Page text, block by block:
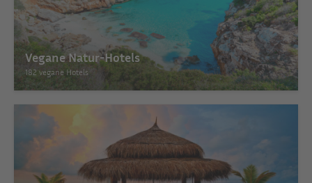
Vegane Natur-Hotels
182 vegane Hotels